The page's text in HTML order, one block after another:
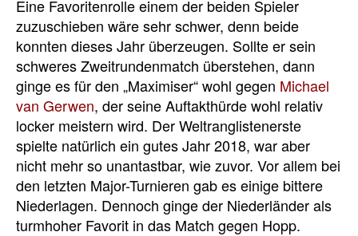
Eine Favoritenrolle einem der beiden Spieler
zuzuschieben wäre sehr schwer, denn beide
konnten dieses Jahr überzeugen. Sollte er sein
schweres Zweitrundenmatch überstehen, dann
ginge es für den „Maximiser“ wohl gegen Michael
van Gerwen, der seine Auftakthürde wohl relativ
locker meistern wird. Der Weltranglistenerste
spielte natürlich ein gutes Jahr 2018, war aber
nicht mehr so unantastbar, wie zuvor. Vor allem bei
den letzten Major-Turnieren gab es einige bittere
Niederlagen. Dennoch ginge der Niederländer als
turmhoher Favorit in das Match gegen Hopp.